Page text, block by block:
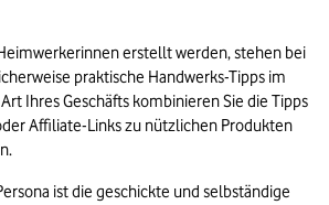
erstellt werden, stehen bei
praktische Handwerks-Tipps im
Ihres Geschäfts kombinieren Sie die Tipps
Affiliate-Links zu nützlichen Produkten
ist die geschickte und selbständige